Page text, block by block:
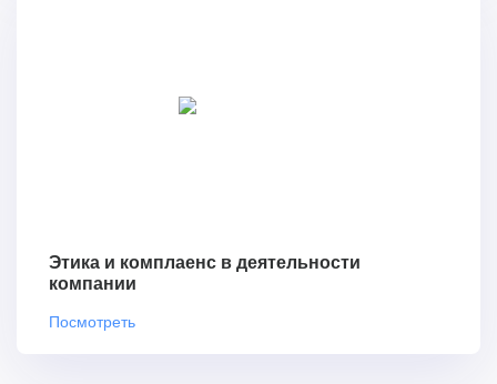
Этика и комплаенс в деятельности
компании
Посмотреть